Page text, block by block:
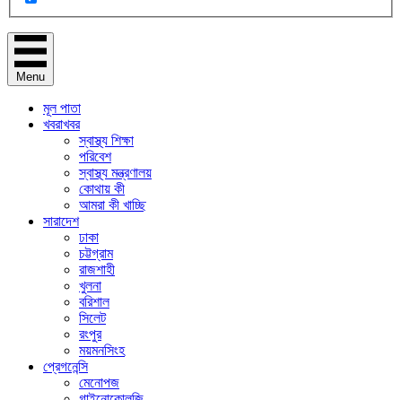
Menu
মূল পাতা
খবরাখবর
স্বাস্থ্য শিক্ষা
পরিবেশ
স্বাস্থ্য মন্ত্রণালয়
কোথায় কী
আমরা কী খাচ্ছি
সারাদেশ
ঢাকা
চট্টগ্রাম
রাজশাহী
খুলনা
বরিশাল
সিলেট
রংপুর
ময়মনসিংহ
প্রেগনেন্সি
মেনোপজ